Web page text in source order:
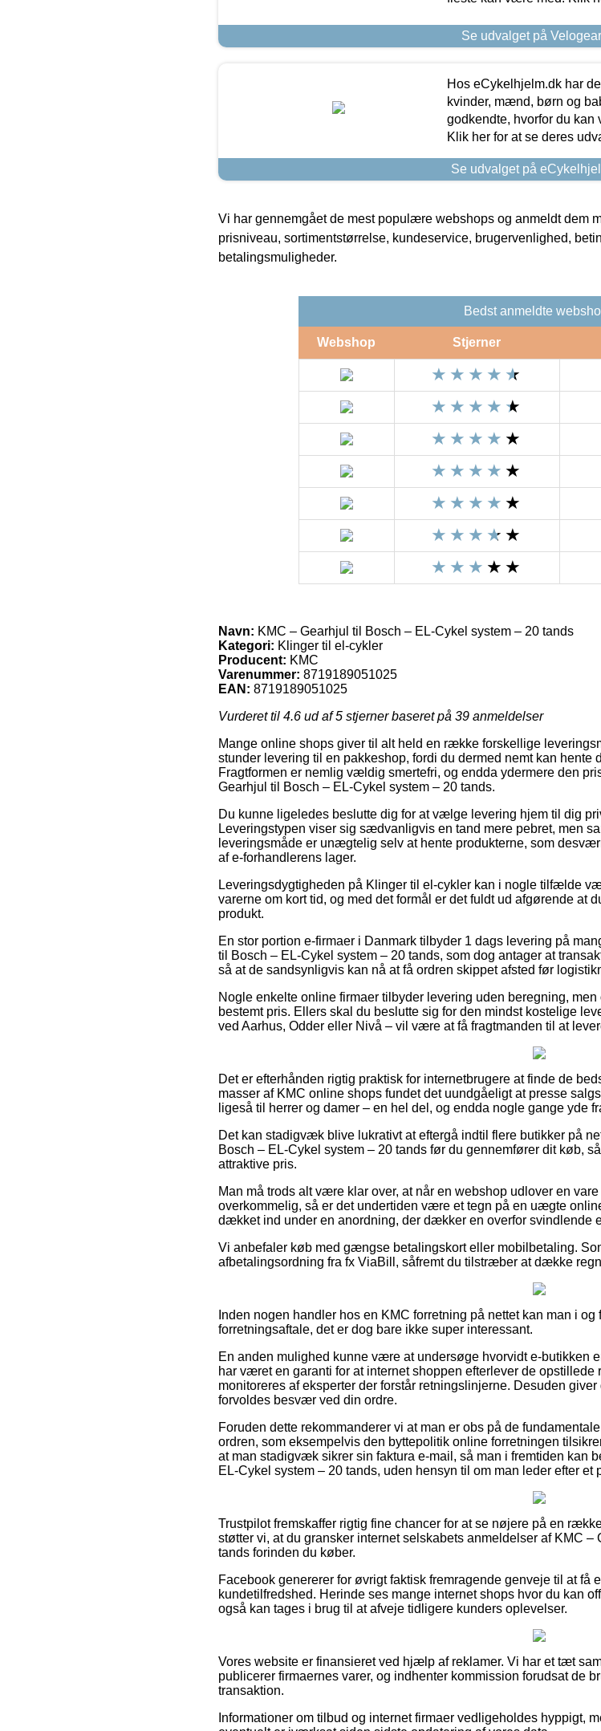
Se udvalget på
Hos eCykelhjelm.dk har
kvinder, mænd, børn og
godkendte, hvorfor du
Klik her for at se deres
Se udvalget på
Vi har gennemgået de mest populære webshops og anmeldt dem
prisniveau, sortimentstørrelse, kundeservice, brugervenlighed,
betalingsmuligheder.
Bedst anmeldte
Webshop Stjerner
Navn: KMC – Gearhjul til Bosch – EL-Cykel system – 20 tands
Kategori: Klinger til el-cykler
Producent: KMC
Varenummer: 8719189051025
EAN: 8719189051025
Vurderet til 4.6 ud af 5 stjerner baseret på 39 anmeldelser
Mange online shops giver til alt held en række forskellige
stunder levering til en pakkeshop, fordi du dermed nemt kan hente
Fragtformen er nemlig vældig smertefri, og endda ydermere den
Gearhjul til Bosch – EL-Cykel system – 20 tands.
Du kunne ligeledes beslutte dig for at vælge levering hjem til dig
Leveringstypen viser sig sædvanligvis en tand mere pebret, men
leveringsmåde er unægtelig selv at hente produkterne, som
af e-forhandlerens lager.
Leveringsdygtigheden på Klinger til el-cykler kan i nogle tilfælde
varerne om kort tid, og med det formål er det fuldt ud afgørende at
produkt.
En stor portion e-firmaer i Danmark tilbyder 1 dags levering på
til Bosch – EL-Cykel system – 20 tands, som dog antager at
så at de sandsynligvis kan nå at få ordren skippet afsted før
Nogle enkelte online firmaer tilbyder levering uden beregning,
bestemt pris. Ellers skal du beslutte sig for den mindst kostelige
ved Aarhus, Odder eller Nivå – vil være at få fragtmanden til at
Det er efterhånden rigtig praktisk for internetbrugere at finde de
masser af KMC online shops fundet det uundgåeligt at presse
ligeså til herrer og damer – en hel del, og endda nogle gange yde
Det kan stadigvæk blive lukrativt at eftergå indtil flere butikker på
Bosch – EL-Cykel system – 20 tands før du gennemfører dit køb,
attraktive pris.
Man må trods alt være klar over, at når en webshop udlover en
overkommelig, så er det undertiden være et tegn på en uægte
dækket ind under en anordning, der dækker en overfor svindlende
Vi anbefaler køb med gængse betalingskort eller mobilbetaling.
afbetalingsordning fra fx ViaBill, såfremt du tilstræber at dække
Inden nogen handler hos en KMC forretning på nettet kan man i
forretningsaftale, det er dog bare ikke super interessant.
En anden mulighed kunne være at undersøge hvorvidt e-butikken
har været en garanti for at internet shoppen efterlever de opstillede
monitoreres af eksperter der forstår retningslinjerne. Desuden
forvoldes besvær ved din ordre.
Foruden dette rekommanderer vi at man er obs på de
ordren, som eksempelvis den byttepolitik online forretningen
at man stadigvæk sikrer sin faktura e-mail, så man i fremtiden kan
EL-Cykel system – 20 tands, uden hensyn til om man leder efter et
Trustpilot fremskaffer rigtig fine chancer for at se nøjere på en
støtter vi, at du gransker internet selskabets anmeldelser af KMC
tands forinden du køber.
Facebook genererer for øvrigt faktisk fremragende genveje til at få
kundetilfredshed. Herinde ses mange internet shops hvor du kan
også kan tages i brug til at afveje tidligere kunders oplevelser.
Vores website er finansieret ved hjælp af reklamer. Vi har et tæt
publicerer firmaernes varer, og indhenter kommission forudsat de
transaktion.
Informationer om tilbud og internet firmaer vedligeholdes hyppigt,